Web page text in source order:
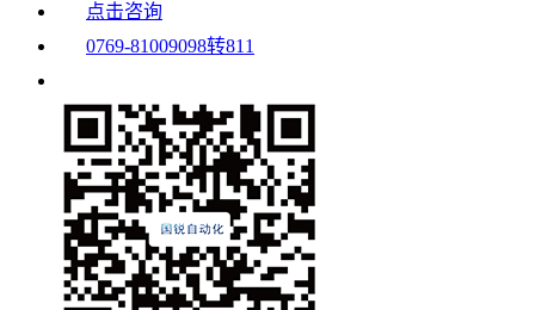
点击咨询
0769-81009098转811